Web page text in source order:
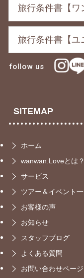
旅行条件書【ワ
旅行条件書【ユ
follow us
SITEMAP
ホーム
wanwan.Loveとは？
サービス
ツアー＆イベント
お客様の声
お知らせ
スタッフブログ
よくある質問
お問い合わせページ